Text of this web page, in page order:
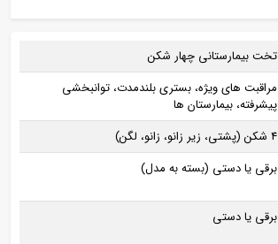
تخت بیمارستانی چهار شکن
مراقبت‌ های ویژه، بستری بلندمدت، توانبخشی
پیشرفته، بیمارستان‌ ها
4 شکن (پشتی، زیر زانو، زانو، لگن)
برقی یا دستی (بسته به مدل)
برقی یا دستی